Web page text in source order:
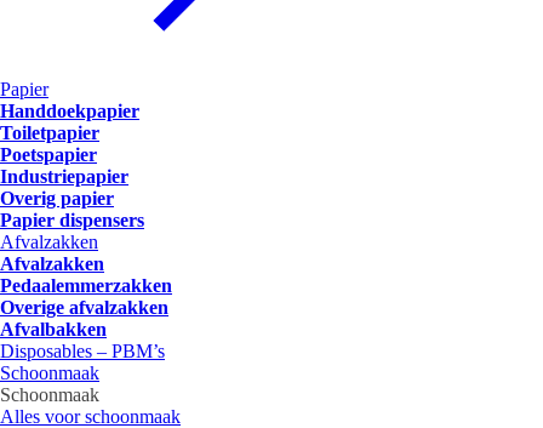
Papier
Handdoekpapier
Toiletpapier
Poetspapier
Industriepapier
Overig papier
Papier dispensers
Afvalzakken
Afvalzakken
Pedaalemmerzakken
Overige afvalzakken
Afvalbakken
Disposables – PBM’s
Schoonmaak
Schoonmaak
Alles voor schoonmaak